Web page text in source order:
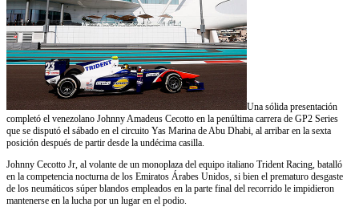
Una sólida presentación
completó el venezolano Johnny Amadeus Cecotto en la penúltima carrera de GP2 Series
que se disputó el sábado en el circuito Yas Marina de Abu Dhabi, al arribar en la sexta
posición después de partir desde la undécima casilla.
Johnny Cecotto Jr, al volante de un monoplaza del equipo italiano Trident Racing, batalló
en la competencia nocturna de los Emiratos Árabes Unidos, si bien el prematuro desgaste
de los neumáticos súper blandos empleados en la parte final del recorrido le impidieron
mantenerse en la lucha por un lugar en el podio.